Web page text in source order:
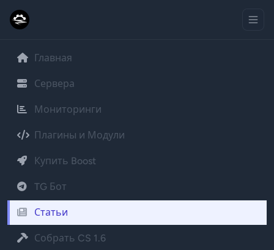
Главная
Сервера
Мониторинги
Плагины и Модули
Купить Boost
TG Бот
Статьи
Собрать CS 1.6